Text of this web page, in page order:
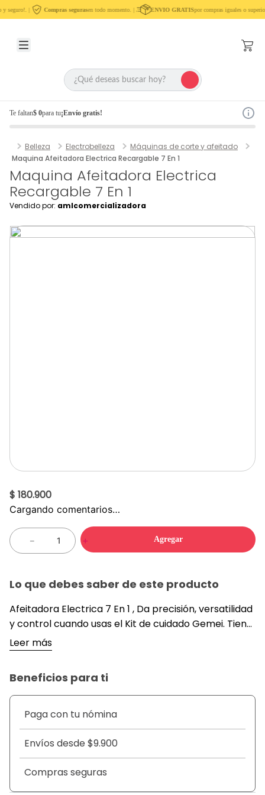
seguro!. | Compras segurasen todo momento. | ENVIO GRATISpor compras iguales o
Te faltan$ 0para tu¡Envío gratis!
Belleza Electrobelleza
Máquinas de corte y afeitado
Maquina Afeitadora Electrica Recargable 7 En 1
Maquina Afeitadora Electrica
Recargable 7 En 1
Vendido por: amlcomercializadora
$ 180.900
Cargando comentarios…
＋
－ Agregar
Lo que debes saber de este producto
Afeitadora Electrica 7 En 1 , Da precisión, versatilidad
y control cuando usas el Kit de cuidado Gemei. Tiene
cuchillas de acero quirúrgico que son fuertes y de
larga duración, entregan precisión y comodidad. El
recortar, detallar, o afeitar el vello no deseado.
Además, la batería de litio recargable proporciona
40 minutos de tiempo de ejecución inalámbrico.
DETALLE
• 7 herramientas en 1
• Cabezal para recorte
• Cabezal para recorte de precisión
Leer más
Beneficios para ti
Paga con tu nómina
Envíos desde $9.900
Compras seguras